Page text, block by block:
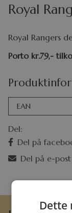
Royal
Royal Rangers
Porto kr.79,-
Del:
Del på
Del på e-post
EAN
Dette